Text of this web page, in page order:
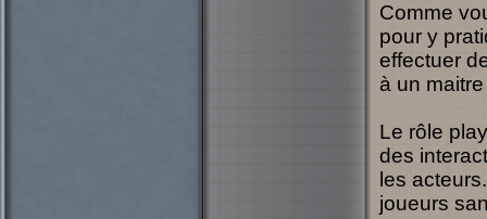
Comme
pour y
effectuer
à un
Le rôle
des
les
joueurs